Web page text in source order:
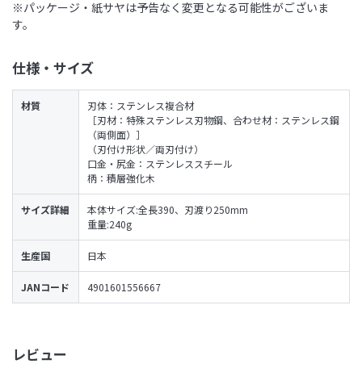
レビュー
※パッケージ・紙サヤは予告なく変更となる可能性がございま
す。
仕様・サイズ
材質
刃体：ステンレス複合材
［刃材：特殊ステンレス刃物鋼、合わせ材：ステンレス鋼
（両側面）］
（刃付け形状／両刃付け）
口金・尻金：ステンレススチール
柄：積層強化木
サイズ詳細
本体サイズ:全長390、刃渡り250mm
重量:240g
生産国 日本
JANコード 4901601556667